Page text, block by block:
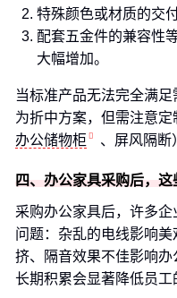
特殊颜色或材质的交
配套五金件的兼容性
大幅增加。
当标准产品无法完全满足
为折中方案，但需注意
办公储物柜
、屏风隔断
四、办公家具采购后，
采购办公家具后，许多
问题：杂乱的电线影响
挤、隔音效果不佳影响办
长期积累会显著降低员工